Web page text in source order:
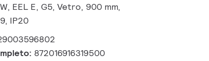
EEL E, G5, Vetro, 900 mm,
IP20
872016916319500